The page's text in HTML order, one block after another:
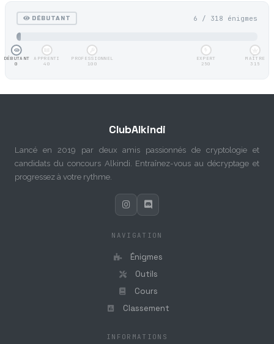
DÉBUTANT 6 / 318 énigmes
DÉBUTANT
0
APPRENTI
40
PROFESSIONNEL
100
EXPERT
250
MAÎTRE
315
ClubAlkindi
Lancé en 2019 par deux amis passionnés de cryptologie et
candidats du concours Alkindi. Entraînez-vous au décryptage et
progressez à votre rythme.
NAVIGATION
Énigmes
Outils
Cours
Classement
INFORMATIONS